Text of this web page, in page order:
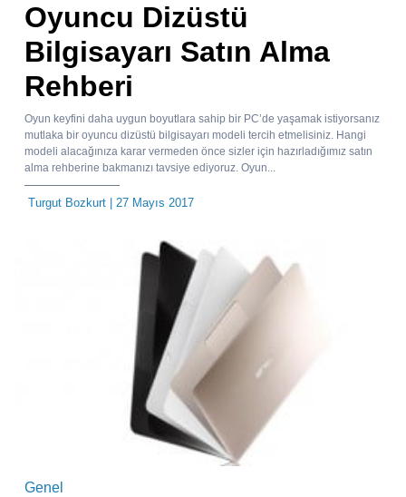
Oyuncu Dizüstü
Bilgisayarı Satın Alma
Rehberi
Oyun keyfini daha uygun boyutlara sahip bir PC’de yaşamak istiyorsanız
mutlaka bir oyuncu dizüstü bilgisayarı modeli tercih etmelisiniz. Hangi
modeli alacağınıza karar vermeden önce sizler için hazırladığımız satın
alma rehberine bakmanızı tavsiye ediyoruz. Oyun...
Turgut Bozkurt | 27 Mayıs 2017
Genel